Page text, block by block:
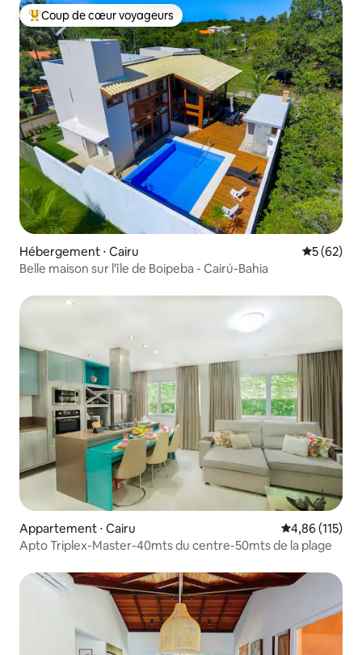
Coups de cœur voyageurs les plus appréciés
Coup de cœur voyageurs
Hébergement ⋅ Cairu
5 (62)
Belle maison sur l'île de Boipeba - Cairú-Bahia
Appartement ⋅ Cairu Évaluation
4,86 (115)
Apto Triplex-Master-40mts du centre-50mts de la plage